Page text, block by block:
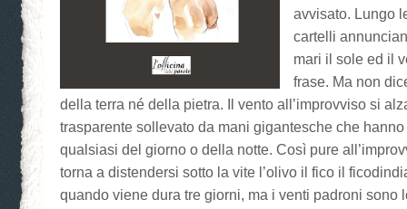
avvisato. Lungo
cartelli
mari il sole ed il
frase. Ma non
della terra né della pietra. Il vento all’improvviso si
trasparente sollevato da mani gigantesche che hanno
qualsiasi del giorno o della notte. Così pure
torna a distendersi sotto la vite l’olivo il fico il
quando viene dura tre giorni, ma i venti padroni sono